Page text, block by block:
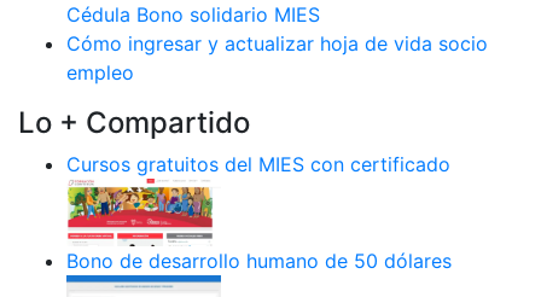
Cédula Bono solidario MIES
Cómo ingresar y actualizar hoja de vida socio
empleo
Lo + Compartido
Cursos gratuitos del MIES con certificado
Bono de desarrollo humano de 50 dólares